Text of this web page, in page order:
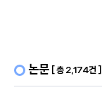
논문 [ 총 2,174건 ]